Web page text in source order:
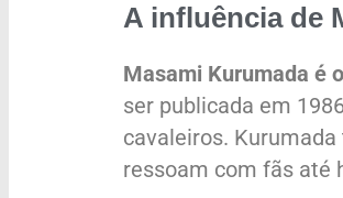
A influência de
Masami Kurumada é
ser publicada em
cavaleiros.
ressoam com fãs até